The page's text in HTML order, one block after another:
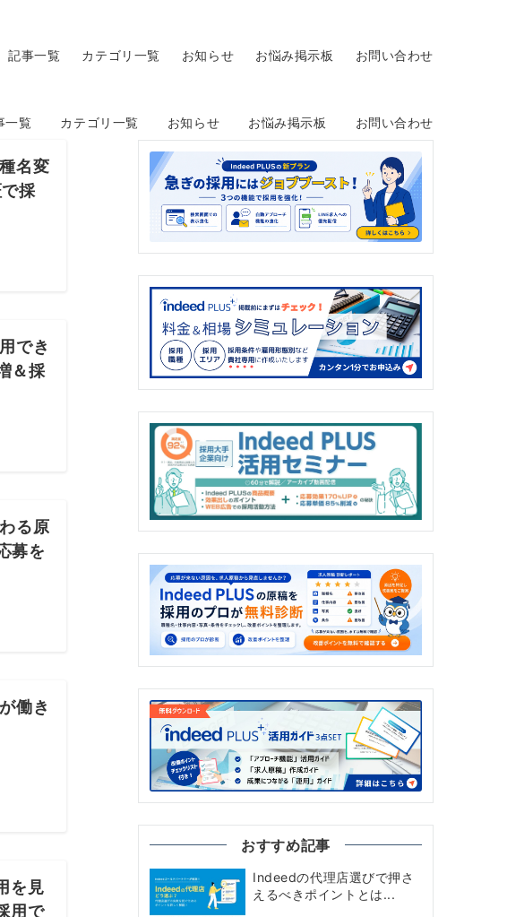
一覧 カテゴリ一覧 お知らせ お悩み掲示板 お問い合わせ
記事一覧 カテゴリ一覧 お知らせ お悩み掲示板 お問い合わせ
名変
採
でき
＆採
る原
募を
働き
を見
用で
おすすめ記事
Indeedの代理店選びで押さ
えるべきポイントとは...